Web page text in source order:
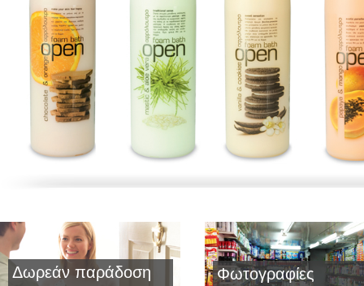
Δωρεάν παράδοση Φωτογραφίες